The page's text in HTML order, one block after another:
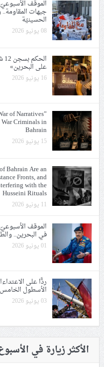
الموقف
جبهات
الحسينيّة
08 يونيو 2026
على البحرين»
16 يونيو 2026
of Narratives”
Criminals in
Bahrain
15 يونيو 2026
Bahrain Are an
Fronts, and
with the
Husseini Rituals
11 يونيو 2026
الموقف
في البحرين..
01 يونيو 2026
ردًّا على
الأسطول
03 يونيو 2026
الأكثر زيارة في